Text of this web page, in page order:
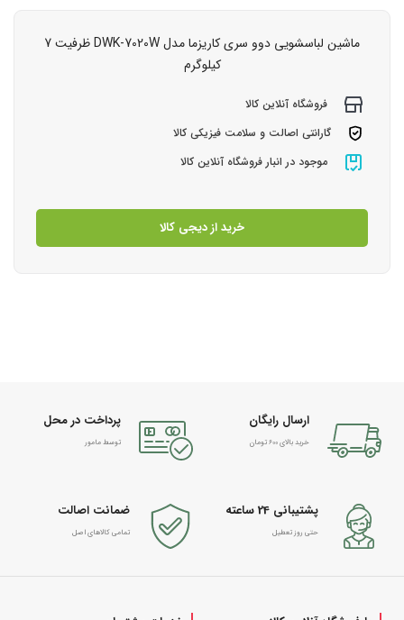
ماشین لباسشویی دوو سری کاریزما مدل DWK-7020W ظرفیت 7
کیلوگرم
فروشگاه آنلاین کالا
گارانتی اصالت و سلامت فیزیکی کالا
موجود در انبار فروشگاه آنلاین کالا
خرید از دیجی کالا
ارسال رایگان
خرید بالای 600 تومان
پرداخت در محل
توسط مامور
پشتیبانی 24 ساعته
حتی روز تعطیل
ضمانت اصالت
تمامی کالاهای اصل